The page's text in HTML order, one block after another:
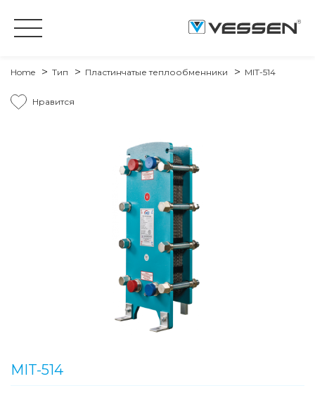
Home Тип Пластинчатые теплообменники MIT-514
Нравится
MIT-514